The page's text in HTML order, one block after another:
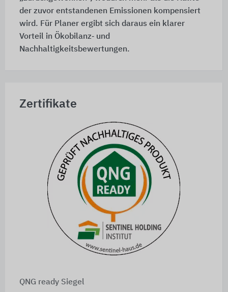
der zuvor entstandenen Emissionen kompensiert
wird. Für Planer ergibt sich daraus ein klarer
Vorteil in Ökobilanz‑ und
Nachhaltigkeitsbewertungen.
Zertifikate
QNG ready Siegel